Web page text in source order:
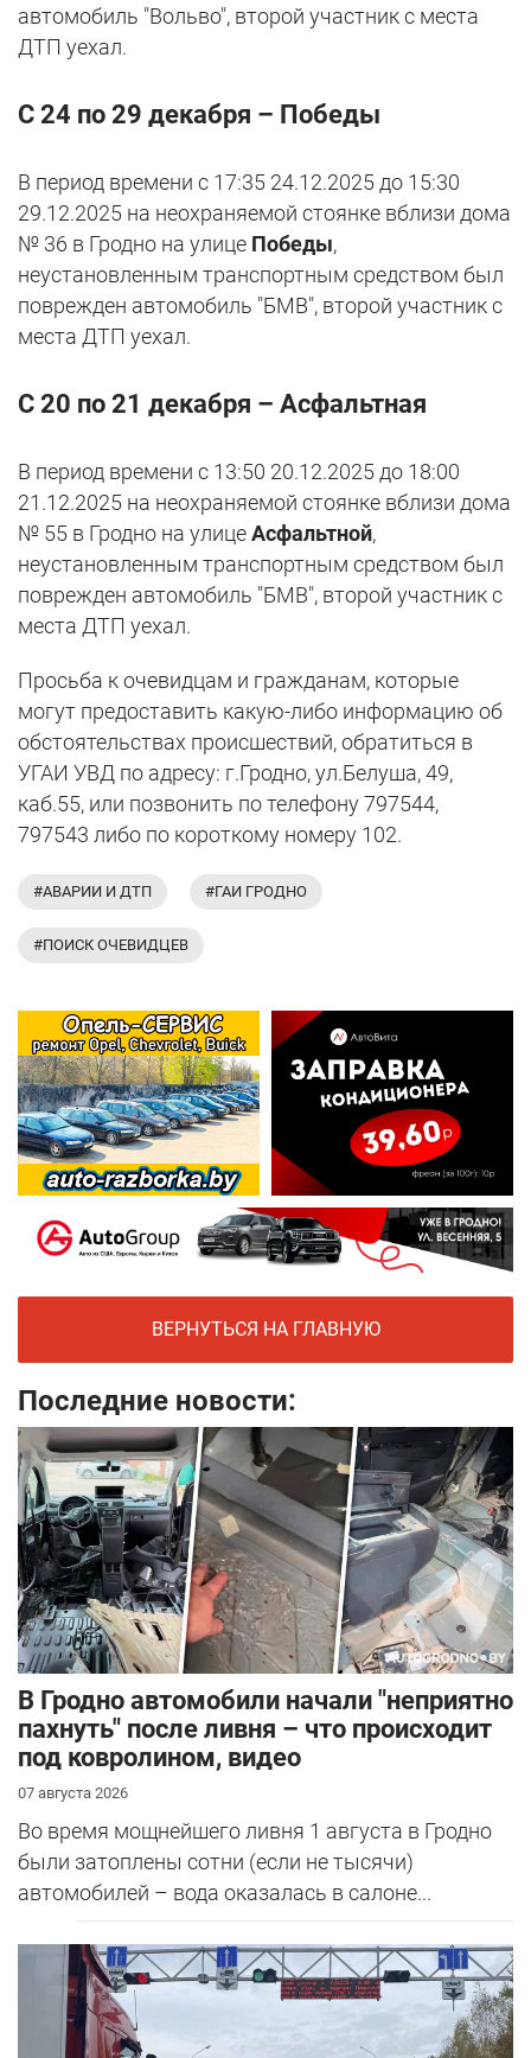
автомобиль "Вольво", второй участник с места
ДТП уехал.
С 24 по 29 декабря – Победы
В период времени с 17:35 24.12.2025 до 15:30
29.12.2025 на неохраняемой стоянке вблизи дома
№ 36 в Гродно на улице Победы,
неустановленным транспортным средством был
поврежден автомобиль "БМВ", второй участник с
места ДТП уехал.
С 20 по 21 декабря – Асфальтная
В период времени с 13:50 20.12.2025 до 18:00
21.12.2025 на неохраняемой стоянке вблизи дома
№ 55 в Гродно на улицеАсфальтной,
неустановленным транспортным средством был
поврежден автомобиль "БМВ", второй участник с
места ДТП уехал.
Просьба к очевидцам и гражданам, которые
могут предоставить какую-либо информацию об
обстоятельствах происшествий, обратиться в
УГАИ УВД по адресу: г.Гродно, ул.Белуша, 49,
каб.55, или позвонить по телефону 797544,
797543 либо по короткому номеру 102.
#АВАРИИ И ДТП #ГАИ ГРОДНО
#ПОИСК ОЧЕВИДЦЕВ
ВЕРНУТЬСЯ НА ГЛАВНУЮ
Последние новости:
В Гродно автомобили начали "неприятно
пахнуть" после ливня – что происходит
под ковролином, видео
07 августа 2026
Во время мощнейшего ливня 1 августа в Гродно
были затоплены сотни (если не тысячи)
автомобилей – вода оказалась в салоне...